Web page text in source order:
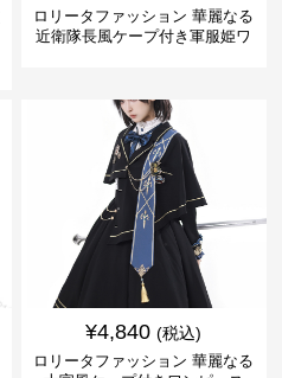
ロリータファッション 華麗なる
近衛隊長風ケープ付き軍服姫ワ
¥4,840 (税込)
ロリータファッション 華麗なる